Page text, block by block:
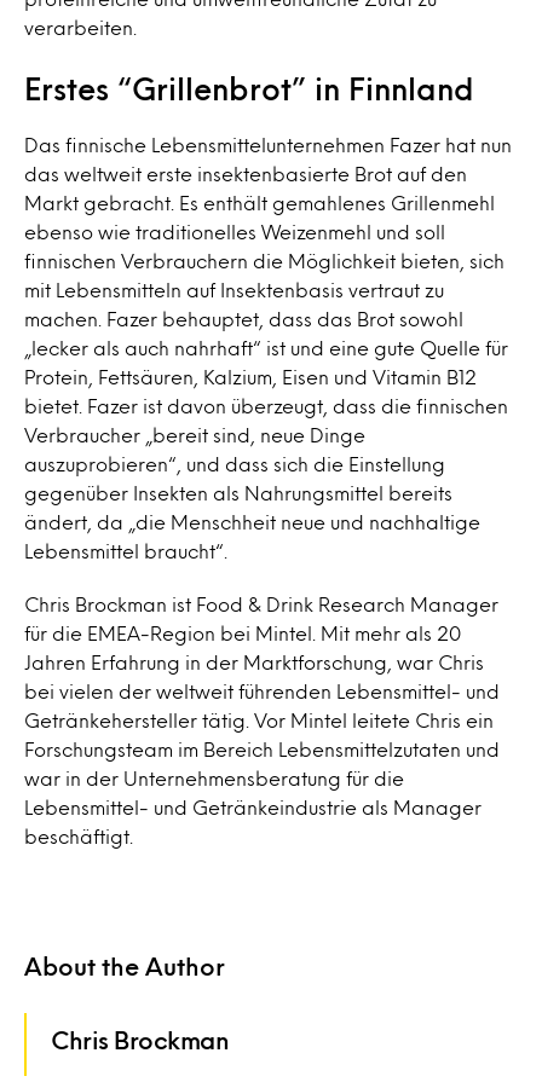
verarbeiten.
Erstes “Grillenbrot” in Finnland
Das finnische Lebensmittelunternehmen Fazer hat nun
das weltweit erste insektenbasierte Brot auf den
Markt gebracht. Es enthält gemahlenes Grillenmehl
ebenso wie traditionelles Weizenmehl und soll
finnischen Verbrauchern die Möglichkeit bieten, sich
mit Lebensmitteln auf Insektenbasis vertraut zu
machen. Fazer behauptet, dass das Brot sowohl
„lecker als auch nahrhaft“ ist und eine gute Quelle für
Protein, Fettsäuren, Kalzium, Eisen und Vitamin B12
bietet. Fazer ist davon überzeugt, dass die finnischen
Verbraucher „bereit sind, neue Dinge
auszuprobieren“, und dass sich die Einstellung
gegenüber Insekten als Nahrungsmittel bereits
ändert, da „die Menschheit neue und nachhaltige
Lebensmittel braucht“.
Chris Brockman ist Food & Drink Research Manager
für die EMEA-Region bei Mintel. Mit mehr als 20
Jahren Erfahrung in der Marktforschung, war Chris
bei vielen der weltweit führenden Lebensmittel- und
Getränkehersteller tätig. Vor Mintel leitete Chris ein
Forschungsteam im Bereich Lebensmittelzutaten und
war in der Unternehmensberatung für die
Lebensmittel- und Getränkeindustrie als Manager
beschäftigt.
About the Author
Chris Brockman